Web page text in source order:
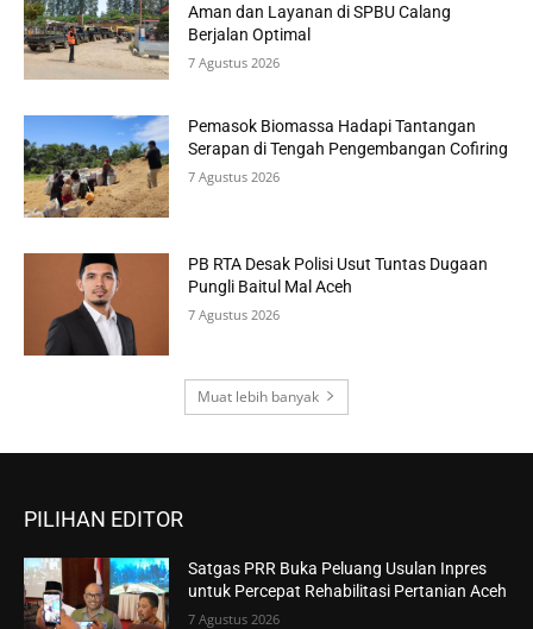
Aman dan Layanan di SPBU Calang
Berjalan Optimal
7 Agustus 2026
Pemasok Biomassa Hadapi Tantangan
Serapan di Tengah Pengembangan Cofiring
7 Agustus 2026
PB RTA Desak Polisi Usut Tuntas Dugaan
Pungli Baitul Mal Aceh
7 Agustus 2026
Muat lebih banyak
PILIHAN EDITOR
Satgas PRR Buka Peluang Usulan Inpres
untuk Percepat Rehabilitasi Pertanian Aceh
7 Agustus 2026